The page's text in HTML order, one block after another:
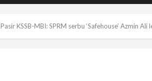
Pasir KSSB-MBI: SPRM serbu ‘Safehouse’ Azmin